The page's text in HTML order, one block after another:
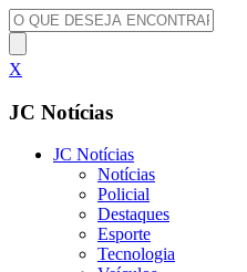
X
JC Notícias
JC Notícias
Notícias
Policial
Destaques
Esporte
Tecnologia